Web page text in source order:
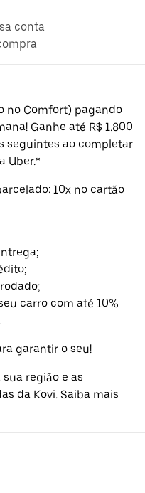
conta
no Comfort) pagando
Ganhe até R$ 1.800
seguintes ao completar
Uber.*
10x no cartão
carro com até 10%
garantir o seu!
região e as
da Kovi. Saiba mais